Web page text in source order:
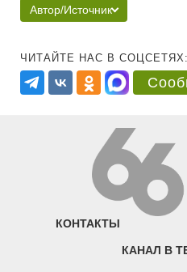
Автор/Источник
ЧИТАЙТЕ НАС В СОЦСЕТЯХ:
КОНТАКТЫ
КАНАЛ В